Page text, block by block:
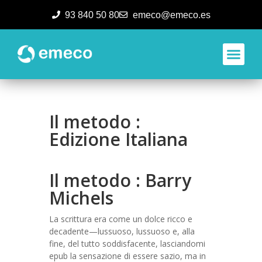
93 840 50 80 emeco@emeco.es
Il metodo :
Edizione Italiana
Il metodo : Barry
Michels
La scrittura era come un dolce ricco e
decadente—lussuoso, lussuoso e, alla
fine, del tutto soddisfacente, lasciandomi
epub la sensazione di essere sazio, ma in